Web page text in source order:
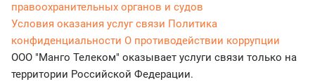
правоохранительных органов и судов
Условия оказания услуг связи Политика
конфиденциальности О противодействии коррупции
ООО "Манго Телеком" оказывает услуги связи только на
территории Российской Федерации.